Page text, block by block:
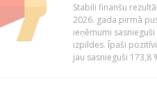
Stabili finanšu
2026. gada pirmā
ieņēmumi
izpildes. Īpaši
jau sasnieguši 173,8